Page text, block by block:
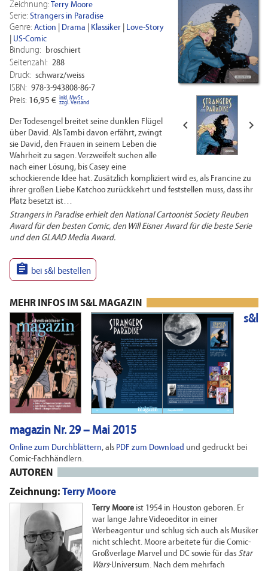
 
Zeichnung: Terry Moore
Serie: Strangers in Paradise
Genre: Action Drama Klassiker
Love-Story
US-Comic
Bindung: broschiert
Seitenzahl: 288
Druck: schwarz/weiss
ISBN: 978-3-943808-86-7
Preis: 16,95 € inkl. MwSt.
zzgl. Versand
Der Todesengel breitet seine dunklen Flügel
über David. Als Tambi davon erfährt, zwingt
sie David, den Frauen in seinem Leben die
Wahrheit zu sagen. Verzweifelt suchen alle
nach einer Lösung, bis Casey eine
schockierende Idee hat. Zusätzlich kompliziert wird es, als Francine zu
ihrer großen Liebe Katchoo zurückkehrt und feststellen muss, dass ihr
Platz besetzt ist…
Strangers in Paradise erhielt den National Cartoonist Society Reuben
Award für den besten Comic, den Will Eisner Award für die beste Serie
und den GLAAD Media Award.
 bei s&l bestellen
MEHR INFOS IM S&L MAGAZIN
s&l
magazin Nr. 29 – Mai 2015
Online zum Durchblättern, als PDF zum Download und gedruckt bei
Comic-Fachhändlern.
AUTOREN
Zeichnung: Terry Moore
Terry Moore ist 1954 in Houston geboren. Er
war lange Jahre Videoeditor in einer
Werbeagentur und schlug sich auch als Musiker
nicht schlecht. Moore arbeitete für die Comic-
Großverlage Marvel und DC sowie für das Star
Wars-Universum. Nach dem mehrfach